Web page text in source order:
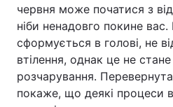
червня може початися з
ніби ненадовго покине
сформується в голові, не
втілення, однак це не
розчарування.
покаже, що деякі процеси